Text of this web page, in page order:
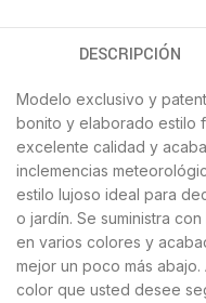
DESCRIPCIÓN
Modelo exclusivo y
bonito y elaborado estilo
excelente calidad y
inclemencias
estilo lujoso ideal para
o jardín. Se suministra
en varios colores y
mejor un poco más
color que usted desee